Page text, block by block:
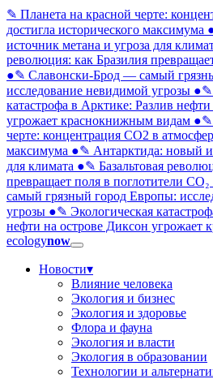
✎ Планета на красной черте:
достигла исторического максимума
источник метана и угроза для
революция: как Бразилия
●✎ Славонски-Брод — самый
исследование невидимой угрозы ●✎
катастрофа в Арктике: Разлив
угрожает краснокнижным видам ●✎
черте: концентрация CO2 в
максимума ●✎ Антарктида: новый
для климата ●✎ Базальтовая
превращает поля в поглотители CO₂
самый грязный город Европы:
угрозы ●✎ Экологическая
нефти на острове Диксон угрожает
ecologynow
Новости▾
Влияние человека
Экология и бизнес
Экология и здоровье
Флора и фауна
Экология и власти
Экология в образовании
Технологии и